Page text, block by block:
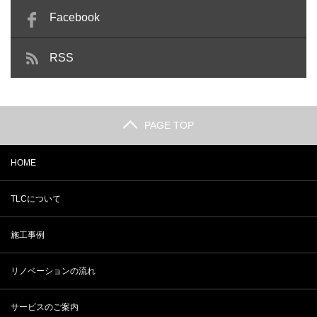
Facebook
RSS
PAGE TOP
HOME
TLCについて
施工事例
リノベーションの流れ
サービスのご案内